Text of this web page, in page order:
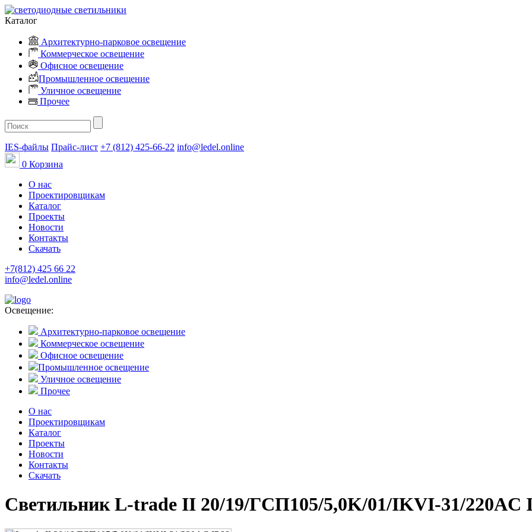
Каталог
Архитектурно-парковое освещение
Коммерческое освещение
Офисное освещение
Промышленное освещение
Уличное освещение
Прочее
IES-файлы Прайс-лист +7 (812) 425-66-22 info@ledel.online
0 Корзина
О нас
Проектировщикам
Каталог
Проекты
Новости
Контакты
Скачать
+7(812) 425 66 22
info@ledel.online
Освещение:
Архитектурно-парковое освещение
Коммерческое освещение
Офисное освещение
Промышленное освещение
Уличное освещение
Прочее
О нас
Проектировщикам
Каталог
Проекты
Новости
Контакты
Скачать
Светильник L-trade II 20/19/ГСП105/5,0K/01/IKVI-31/220AC